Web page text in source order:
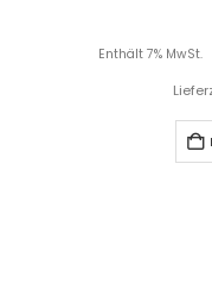
Enthält 7% MwSt.